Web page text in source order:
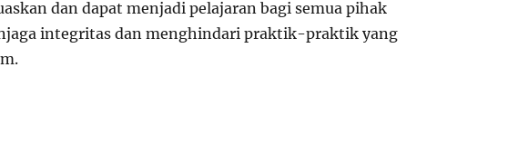
dan dapat menjadi pelajaran bagi semua pihak
integritas dan menghindari praktik-praktik yang